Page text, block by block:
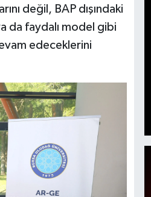
değil, BAP dışındaki
da faydalı model gibi
edeceklerini